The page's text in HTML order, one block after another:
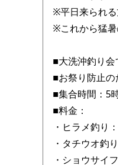
※平日来られ
※これから猛暑
■大洗沖釣り会
■お祭り防止の
■集合時間：5
■料金：
・ヒラメ釣り
・タチウオ釣
・ショウサイ